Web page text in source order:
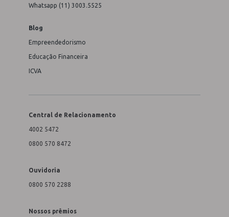
Whatsapp (11) 3003.5525
Blog
Empreendedorismo
Educação Financeira
ICVA
Central de Relacionamento
4002 5472
0800 570 8472
Ouvidoria
0800 570 2288
Nossos prêmios